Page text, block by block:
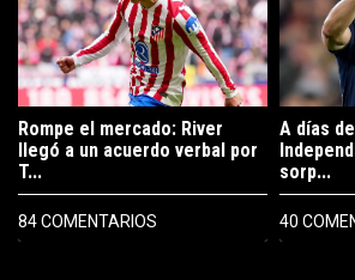
Rompe el mercado: River
llegó a un acuerdo verbal por
T...
84 COMENTARIOS
A días
sorp...
40